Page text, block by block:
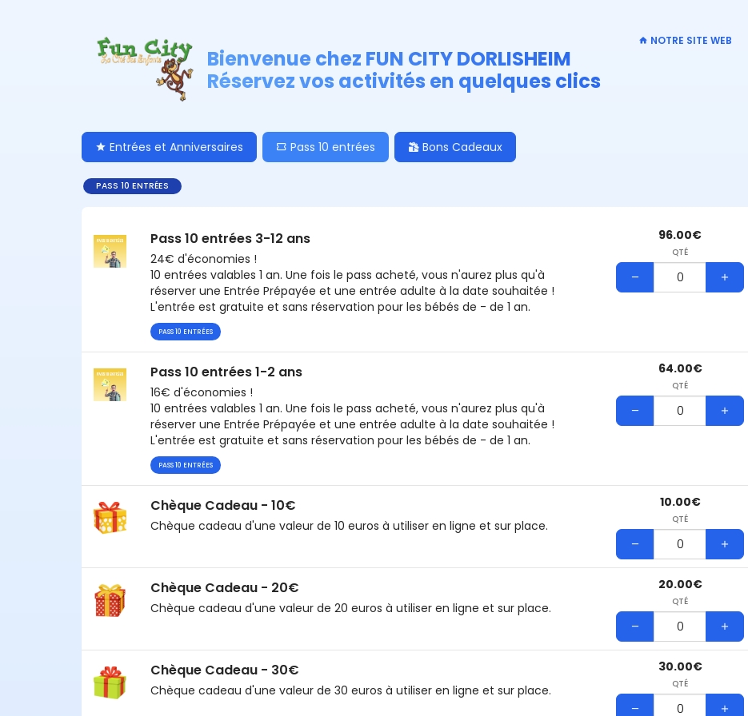
NOTRE SITE WEB
Bienvenue chez FUN CITY DORLISHEIM
Réservez vos activités en quelques clics
Entrées et Anniversaires Pass 10 entrées Bons Cadeaux
PASS 10 ENTRÉES
Pass 10 entrées 3-12 ans
24€ d'économies !
10 entrées valables 1 an. Une fois le pass acheté, vous n'aurez plus qu'à
réserver une Entrée Prépayée et une entrée adulte à la date souhaitée !
L'entrée est gratuite et sans réservation pour les bébés de - de 1 an.
PASS 10 ENTRÉES
96.00€
QTÉ
Pass 10 entrées 1-2 ans
16€ d'économies !
10 entrées valables 1 an. Une fois le pass acheté, vous n'aurez plus qu'à
réserver une Entrée Prépayée et une entrée adulte à la date souhaitée !
L'entrée est gratuite et sans réservation pour les bébés de - de 1 an.
PASS 10 ENTRÉES
64.00€
QTÉ
Chèque Cadeau - 10€
Chèque cadeau d'une valeur de 10 euros à utiliser en ligne et sur place.
10.00€
QTÉ
Chèque Cadeau - 20€
Chèque cadeau d'une valeur de 20 euros à utiliser en ligne et sur place.
20.00€
QTÉ
Chèque Cadeau - 30€
Chèque cadeau d'une valeur de 30 euros à utiliser en ligne et sur place.
30.00€
QTÉ